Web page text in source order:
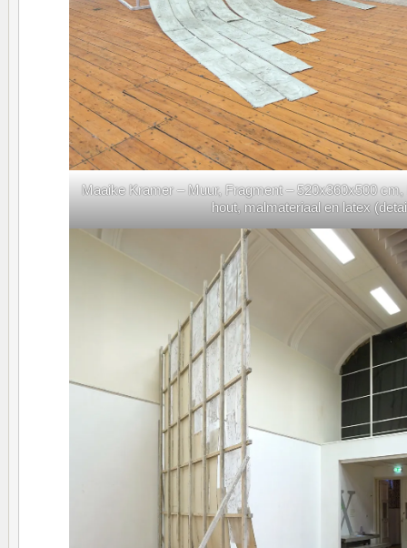
Maaike Kramer – Muur, Fragment – 520x360x500
hout, malmateriaal en latex